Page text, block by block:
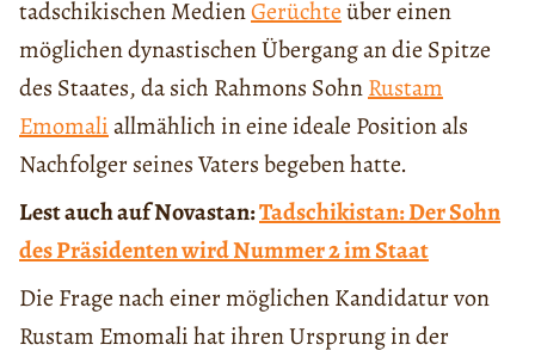
tadschikischen MedienGerüchteüber einen
möglichen dynastischen Übergang an die Spitze
des Staates, da sich Rahmons SohnRustam
Emomaliallmählich in eine ideale Position als
Nachfolger seines Vaters begeben hatte.
Lest auch auf Novastan:Tadschikistan: Der Sohn
des Präsidenten wird Nummer 2 im Staat
Die Frage nach einer möglichen Kandidatur von
Rustam Emomali hat ihren Ursprung in der